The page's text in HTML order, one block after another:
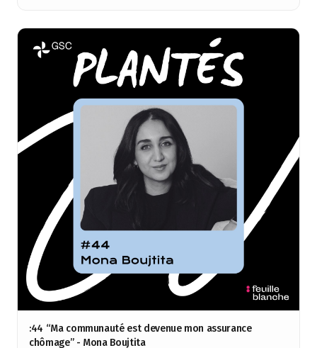
:44 “Ma communauté est devenue mon assurance
chômage” - Mona Boujtita